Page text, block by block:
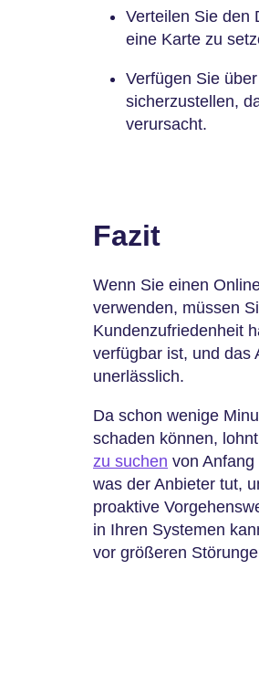
Verteilen Sie den
eine Karte zu
Verfügen Sie
sicherzustellen,
verursacht.
Fazit
Wenn Sie einen
verwenden, müssen
Kundenzufriedenheit
verfügbar ist, und das
unerlässlich.
Da schon wenige
schaden können,
zu suchen von
was der Anbieter tut,
proaktive
in Ihren Systemen
vor größeren